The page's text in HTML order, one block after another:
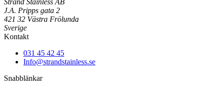
Strand Stainless AB
J.A. Pripps gata 2
421 32 Västra Frölunda
Sverige
Kontakt
031 45 42 45
Info@strandstainless.se
Snabblänkar